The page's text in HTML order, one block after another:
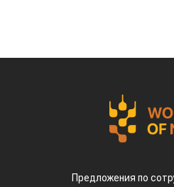
Предложения по